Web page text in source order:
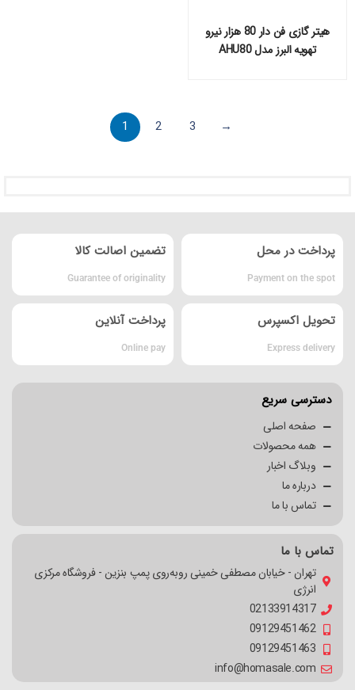
هیتر گازی فن دار 80 هزار نیرو
تهویه البرز مدل AHU80
1 2 3 →
پرداخت در محل
Payment on the spot
تضمین اصالت کالا
Guarantee of originality
تحویل اکسپرس
Express delivery
پرداخت آنلاین
Online pay
دسترسی سریع
صفحه اصلی
همه محصولات
وبلاگ اخبار
درباره ما
تماس با ما
تماس با ما
تهران - خیابان مصطفی خمینی روبه‌روی پمپ بنزین - فروشگاه مرکزی
انرژی
02133914317
09129451462
09129451463
info@homasale.com